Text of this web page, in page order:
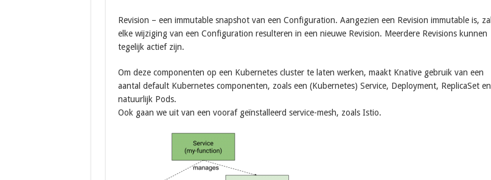
Revision – een immutable snapshot van een Configuration. Aangezien een Revision immutable is, zal
elke wijziging van een Configuration resulteren in een nieuwe Revision. Meerdere Revisions kunnen
tegelijk actief zijn.
Om deze componenten op een Kubernetes cluster te laten werken, maakt Knative gebruik van een
aantal default Kubernetes componenten, zoals een (Kubernetes) Service, Deployment, ReplicaSet en
natuurlijk Pods.
Ook gaan we uit van een vooraf geïnstalleerd service-mesh, zoals Istio.